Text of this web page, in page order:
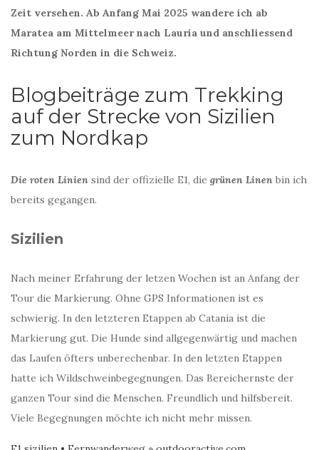
Zeit versehen. Ab Anfang Mai 2025 wandere ich ab
Maratea am Mittelmeer nach Lauria und anschliessend
Richtung Norden in die Schweiz.
Blogbeiträge zum Trekking
auf der Strecke von Sizilien
zum Nordkap
Die roten Linien sind der offizielle E1, die grünen Linen bin ich
bereits gegangen.
Sizilien
Nach meiner Erfahrung der letzen Wochen ist an Anfang der
Tour die Markierung. Ohne GPS Informationen ist es
schwierig. In den letzteren Etappen ab Catania ist die
Markierung gut. Die Hunde sind allgegenwärtig und machen
das Laufen öfters unberechenbar. In den letzten Etappen
hatte ich Wildschweinbegegnungen. Das Bereichernste der
ganzen Tour sind die Menschen. Freundlich und hilfsbereit.
Viele Begegnungen möchte ich nicht mehr missen.